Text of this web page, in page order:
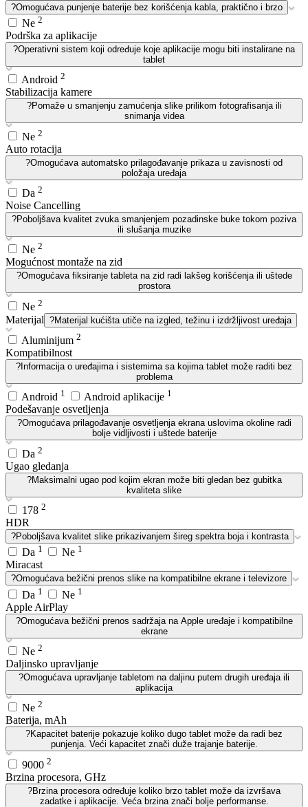
?Omogućava punjenje baterije bez korišćenja kabla, praktično i brzo
Ne 2
Podrška za aplikacije
?Operativni sistem koji određuje koje aplikacije mogu biti instalirane na
tablet
Android 2
Stabilizacija kamere
?Pomaže u smanjenju zamućenja slike prilikom fotografisanja ili
snimanja videa
Ne 2
Auto rotacija
?Omogućava automatsko prilagođavanje prikaza u zavisnosti od
položaja uređaja
Da 2
Noise Cancelling
?Poboljšava kvalitet zvuka smanjenjem pozadinske buke tokom poziva
ili slušanja muzike
Ne 2
Mogućnost montaže na zid
?Omogućava fiksiranje tableta na zid radi lakšeg korišćenja ili uštede
prostora
Ne 2
Materijal ?Materijal kućišta utiče na izgled, težinu i izdržljivost uređaja
Aluminijum 2
Kompatibilnost
? Informacija o uređajima i sistemima sa kojima tablet može raditi bez
problema
Android 1 Android aplikacije 1
Podešavanje osvetljenja
?Omogućava prilagođavanje osvetljenja ekrana uslovima okoline radi
bolje vidljivosti i uštede baterije
Da 2
Ugao gledanja
?Maksimalni ugao pod kojim ekran može biti gledan bez gubitka
kvaliteta slike
178 2
HDR
?Poboljšava kvalitet slike prikazivanjem šireg spektra boja i kontrasta
Da 1 Ne 1
Miracast
?Omogućava bežični prenos slike na kompatibilne ekrane i televizore
Da 1 Ne 1
Apple AirPlay
?Omogućava bežični prenos sadržaja na Apple uređaje i kompatibilne
ekrane
Ne 2
Daljinsko upravljanje
?Omogućava upravljanje tabletom na daljinu putem drugih uređaja ili
aplikacija
Ne 2
Baterija, mAh
?Kapacitet baterije pokazuje koliko dugo tablet može da radi bez
punjenja. Veći kapacitet znači duže trajanje baterije.
9000 2
Brzina procesora, GHz
?Brzina procesora određuje koliko brzo tablet može da izvršava
zadatke i aplikacije. Veća brzina znači bolje performanse.